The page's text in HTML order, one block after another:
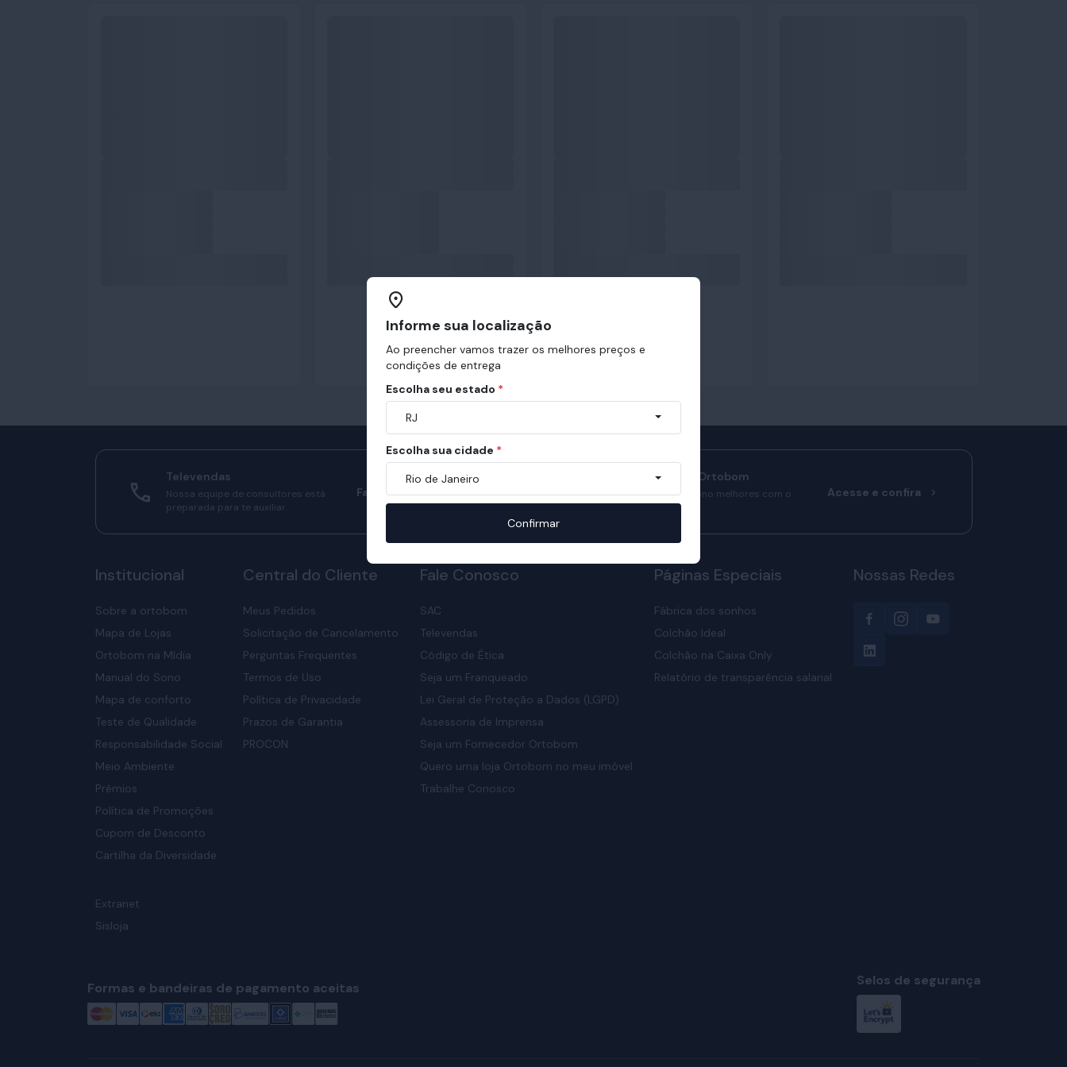
Televendas
Nossa equipe de consultores está
preparada para te auxiliar.
Fale com consultores
Manual do Sono Ortobom
Confira como ter sono melhores com o
nosso manual.
Acesse e confira
Institucional
Sobre a ortobom
Mapa de Lojas
Ortobom na Mídia
Manual do Sono
Mapa de conforto
Teste de Qualidade
Responsabilidade Social
Meio Ambiente
Prêmios
Política de Promoções
Cupom de Desconto
Cartilha da Diversidade
Extranet
Sisloja
Central do Cliente
Meus Pedidos
Solicitação de Cancelamento
Perguntas Frequentes
Termos de Uso
Política de Privacidade
Prazos de Garantia
PROCON
Fale Conosco
SAC
Televendas
Código de Ética
Seja um Franqueado
Lei Geral de Proteção a Dados (LGPD)
Assessoria de Imprensa
Seja um Fornecedor Ortobom
Quero uma loja Ortobom no meu imóvel
Trabalhe Conosco
Páginas Especiais
Fábrica dos sonhos
Colchão Ideal
Colchão na Caixa Only
Relatório de transparência salarial
Nossas Redes
Formas e bandeiras de pagamento aceitas Selos de segurança
Informe sua localização
Ao preencher vamos trazer os melhores preços e
condições de entrega
Escolha seu estado *
RJ
Escolha sua cidade *
Rio de Janeiro
Confirmar